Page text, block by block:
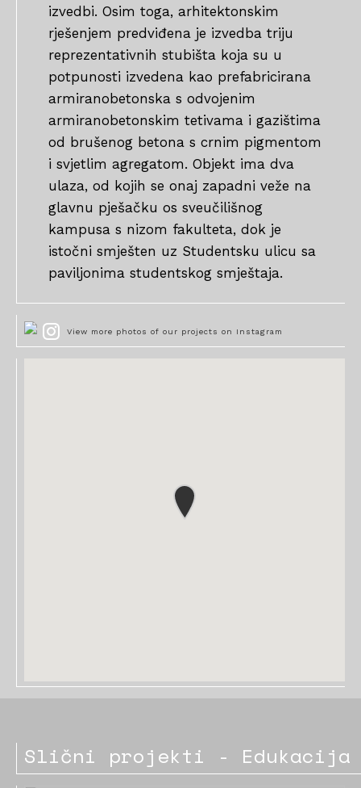
izvedbi. Osim toga, arhitektonskim
rješenjem predviđena je izvedba triju
reprezentativnih stubišta koja su u
potpunosti izvedena kao prefabricirana
armiranobetonska s odvojenim
armiranobetonskim tetivama i gazištima
od brušenog betona s crnim pigmentom
i svjetlim agregatom. Objekt ima dva
ulaza, od kojih se onaj zapadni veže na
glavnu pješačku os sveučilišnog
kampusa s nizom fakulteta, dok je
istočni smješten uz Studentsku ulicu sa
paviljonima studentskog smještaja.
View more photos of our projects on Instagram
Slični projekti - Edukacija